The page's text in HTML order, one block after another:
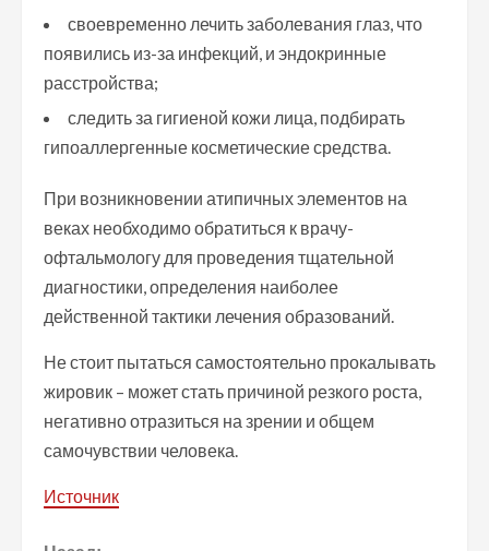
своевременно лечить заболевания глаз, что
появились из-за инфекций, и эндокринные
расстройства;
следить за гигиеной кожи лица, подбирать
гипоаллергенные косметические средства.
При возникновении атипичных элементов на
веках необходимо обратиться к врачу-
офтальмологу для проведения тщательной
диагностики, определения наиболее
действенной тактики лечения образований.
Не стоит пытаться самостоятельно прокалывать
жировик – может стать причиной резкого роста,
негативно отразиться на зрении и общем
самочувствии человека.
Источник